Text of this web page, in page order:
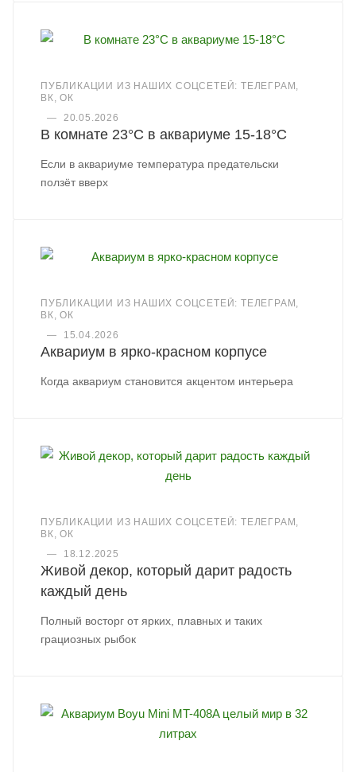
ПУБЛИКАЦИИ ИЗ НАШИХ СОЦСЕТЕЙ: ТЕЛЕГРАМ,
ВК, ОК
—
20.05.2026
В комнате 23°C в аквариуме 15-18°C
Если в аквариуме температура предательски
ползёт вверх
ПУБЛИКАЦИИ ИЗ НАШИХ СОЦСЕТЕЙ: ТЕЛЕГРАМ,
ВК, ОК
—
15.04.2026
Аквариум в ярко-красном корпусе
Когда аквариум становится акцентом интерьера
ПУБЛИКАЦИИ ИЗ НАШИХ СОЦСЕТЕЙ: ТЕЛЕГРАМ,
ВК, ОК
—
18.12.2025
Живой декор, который дарит радость
каждый день
Полный восторг от ярких, плавных и таких
грациозных рыбок